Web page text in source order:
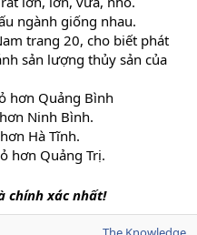
ngành giống nhau.
trang 20, cho biết phát
sản lượng thủy sản của
hơn Quảng Bình
Ninh Bình.
Hà Tĩnh.
hơn Quảng Trị.
chính xác nhất!